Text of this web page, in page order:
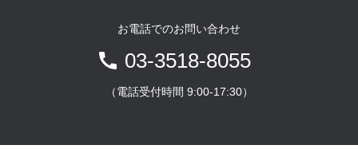
お電話でのお問い合わせ
03-3518-8055
（電話受付時間 9:00-17:30）